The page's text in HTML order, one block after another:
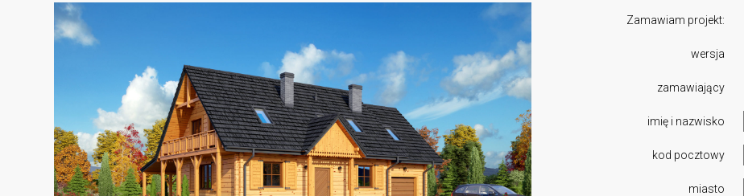
Zamawiam projekt:
wersja
zamawiający
imię i nazwisko
kod pocztowy
miasto